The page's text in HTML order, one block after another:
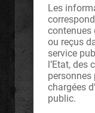
Les
contenues
ou reçus
service
l’Etat, des
personnes
chargées
public.